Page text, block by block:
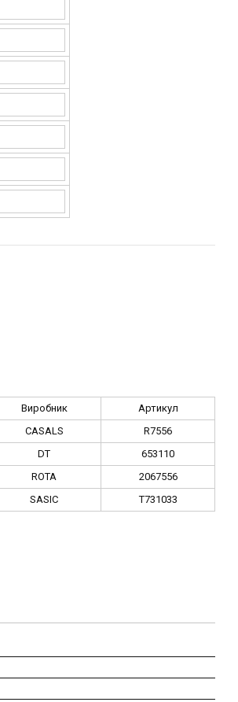
Виробник
Артикул
CASALS
R7556
DT
653110
ROTA
2067556
SASIC
T731033